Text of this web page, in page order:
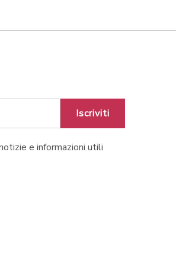
Iscriviti
e informazioni utili